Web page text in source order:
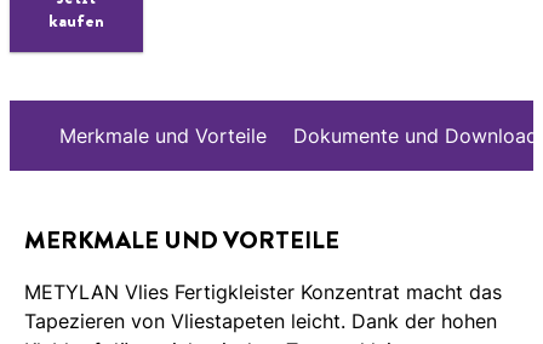
kaufen
Merkmale und Vorteile Dokumente und
MERKMALE UND VORTEILE
METYLAN Vlies Fertigkleister Konzentrat macht das
Tapezieren von Vliestapeten leicht. Dank der hohen